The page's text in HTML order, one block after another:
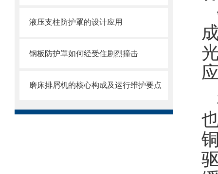
液压支柱防护罩的设计应用
钢板防护罩如何经受住剧烈撞击
磨床排屑机的核心构成及运行维护要点